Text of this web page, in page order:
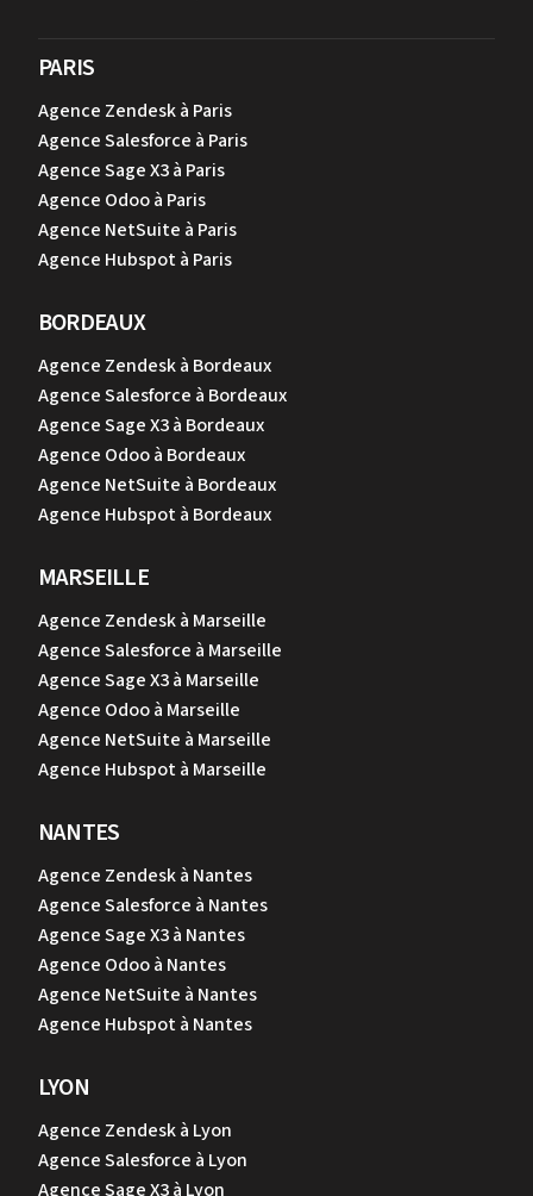
PARIS
Agence Zendesk à Paris
Agence Salesforce à Paris
Agence Sage X3 à Paris
Agence Odoo à Paris
Agence NetSuite à Paris
Agence Hubspot à Paris
BORDEAUX
Agence Zendesk à Bordeaux
Agence Salesforce à Bordeaux
Agence Sage X3 à Bordeaux
Agence Odoo à Bordeaux
Agence NetSuite à Bordeaux
Agence Hubspot à Bordeaux
MARSEILLE
Agence Zendesk à Marseille
Agence Salesforce à Marseille
Agence Sage X3 à Marseille
Agence Odoo à Marseille
Agence NetSuite à Marseille
Agence Hubspot à Marseille
NANTES
Agence Zendesk à Nantes
Agence Salesforce à Nantes
Agence Sage X3 à Nantes
Agence Odoo à Nantes
Agence NetSuite à Nantes
Agence Hubspot à Nantes
LYON
Agence Zendesk à Lyon
Agence Salesforce à Lyon
Agence Sage X3 à Lyon